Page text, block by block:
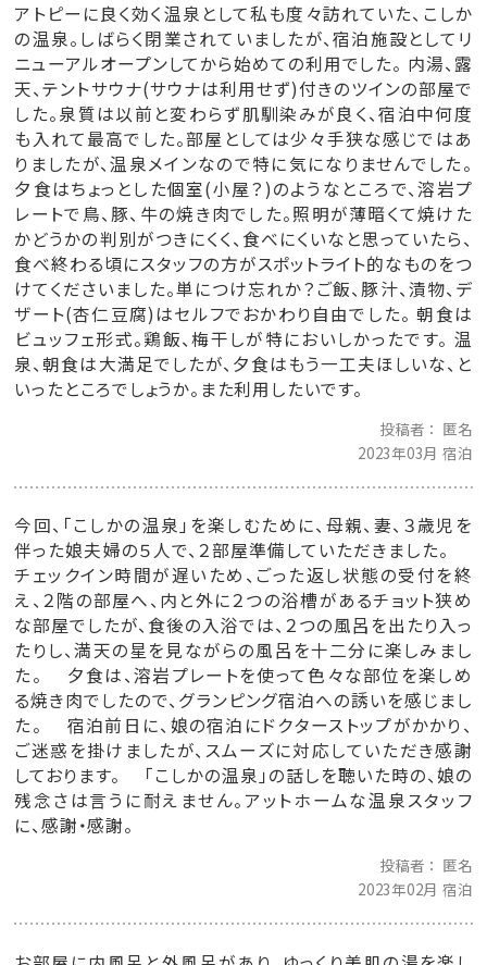
アトピーに良く効く温泉として私も度々訪れていた、こしか
の温泉。しばらく閉業されていましたが、宿泊施設としてリ
ニューアルオープンしてから始めての利用でした。 内湯、露
天、テントサウナ(サウナは利用せず)付きのツインの部屋で
した。泉質は以前と変わらず肌馴染みが良く、宿泊中何度
も入れて最高でした。部屋としては少々手狭な感じではあ
りましたが、温泉メインなので特に気になりませんでした。
夕食はちょっとした個室(小屋？)のようなところで、溶岩プ
レートで鳥、豚、牛の焼き肉でした。照明が薄暗くて焼けた
かどうかの判別がつきにくく、食べにくいなと思っていたら、
食べ終わる頃にスタッフの方がスポットライト的なものをつ
けてくださいました。単につけ忘れか？ご飯、豚汁、漬物、デ
ザート(杏仁豆腐)はセルフでおかわり自由でした。 朝食は
ビュッフェ形式。鶏飯、梅干しが特においしかったです。 温
泉、朝食は大満足でしたが、夕食はもう一工夫ほしいな、と
いったところでしょうか。また利用したいです。
投稿者
匿名
2023年03月 宿泊
今回、「こしかの温泉」を楽しむために、母親、妻、３歳児を
伴った娘夫婦の５人で、２部屋準備していただきました。
チェックイン時間が遅いため、ごった返し状態の受付を終
え、２階の部屋へ、内と外に２つの浴槽があるチョット狭め
な部屋でしたが、食後の入浴では、２つの風呂を出たり入っ
たりし、満天の星を見ながらの風呂を十二分に楽しみまし
た。 夕食は、溶岩プレートを使って色々な部位を楽しめ
る焼き肉でしたので、グランピング宿泊への誘いを感じまし
た。 宿泊前日に、娘の宿泊にドクターストップがかかり、
ご迷惑を掛けましたが、スムーズに対応していただき感謝
しております。 「こしかの温泉」の話しを聴いた時の、娘の
残念さは言うに耐えません。アットホームな温泉スタッフ
に、感謝・感謝。
投稿者
匿名
2023年02月 宿泊